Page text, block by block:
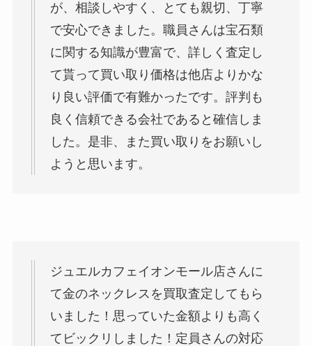
が、相談しやすく、とても親切、丁寧
で安心できました。職員さんは宝石類
に関する知識が豊富で、詳しく査定し
て貰って買い取り価格は他店よりかな
り良い評価で有難かったです。評判も
良く信頼できる会社であると確信しま
した。是非、また買い取りをお願いし
ようと思います。
ジュエルカフェイオンモール店さんに
て金のネックレスを買取査定してもら
いました！思っていた金額よりも高く
てビックリしました！定員さんの対応